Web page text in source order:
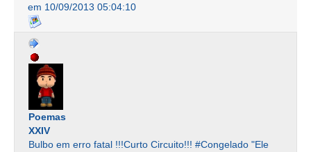
em 10/09/2013 05:04:10
Poemas
XXIV
Bulbo em erro fatal !!!Curto Circuito!!! #Congelado "Ele